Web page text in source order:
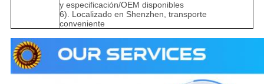
y especificación/OEM disponibles
6). Localizado en Shenzhen, transporte
conveniente